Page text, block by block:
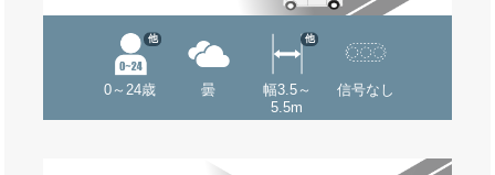
0～24歳
他
曇
幅3.5～
5.5m
他
信号なし